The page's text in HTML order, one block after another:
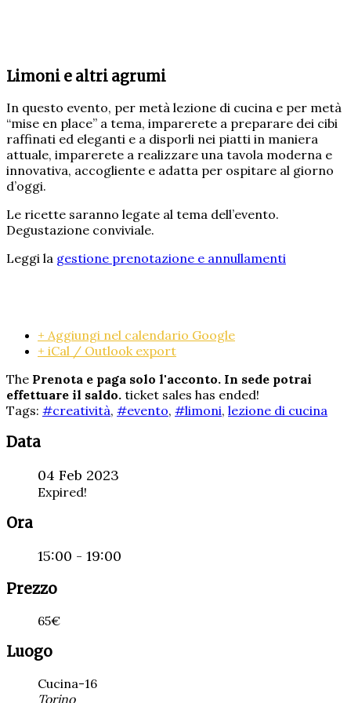
Limoni e altri agrumi
In questo evento, per metà lezione di cucina e per metà
“mise en place” a tema, imparerete a preparare dei cibi
raffinati ed eleganti e a disporli nei piatti in maniera
attuale, imparerete a realizzare una tavola moderna e
innovativa, accogliente e adatta per ospitare al giorno
d’oggi.
Le ricette saranno legate al tema dell’evento.
Degustazione conviviale.
Leggi la gestione prenotazione e annullamenti
+ Aggiungi nel calendario Google
+ iCal / Outlook export
The Prenota e paga solo l'acconto. In sede potrai
effettuare il saldo. ticket sales has ended!
Tags: #creatività, #evento, #limoni, lezione di cucina
Data
04 Feb 2023
Expired!
Ora
15:00 - 19:00
Prezzo
65€
Luogo
Cucina-16
Torino